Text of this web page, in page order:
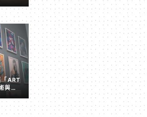
》7 月手機營收跌破 5,000 美元
「ART
與虛